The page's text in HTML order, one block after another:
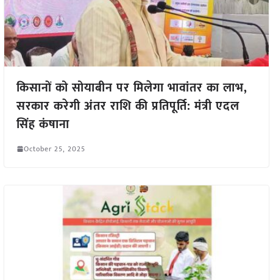
किसानों को सोयाबीन पर मिलेगा भावांतर का लाभ,
सरकार करेगी अंतर राशि की प्रतिपूर्ति: मंत्री एदल
सिंह कंषाना
October 25, 2025